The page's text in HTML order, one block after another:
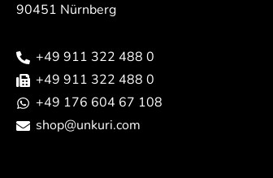
90451 Nürnberg
+49 911 322 488 0
+49 911 322 488 0
+49 176 604 67 108
shop@unkuri.com